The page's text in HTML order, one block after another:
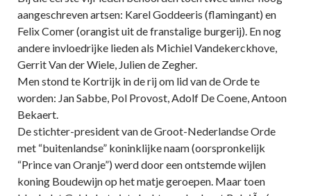
aangeschreven artsen: Karel Goddeeris (flamingant) en
Felix Comer (orangist uit de franstalige burgerij). En nog
andere invloedrijke lieden als Michiel Vandekerckhove,
Gerrit Van der Wiele, Julien de Zegher.
Men stond te Kortrijk in de rij om lid van de Orde te
worden: Jan Sabbe, Pol Provost, Adolf De Coene, Antoon
Bekaert.
De stichter-president van de Groot-Nederlandse Orde
met “buitenlandse” koninklijke naam (oorspronkelijk
“Prince van Oranje”) werd door een ontstemde wijlen
koning Boudewijn op het matje geroepen. Maar toen